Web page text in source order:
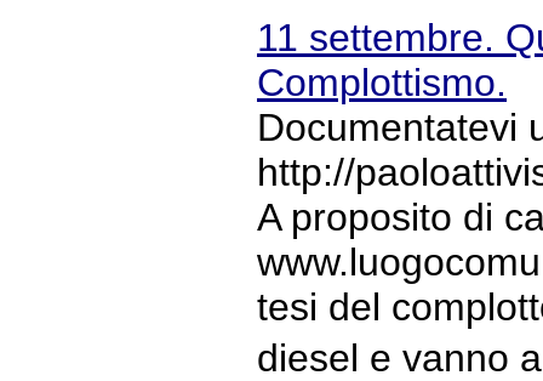
11 settembre.
Complottismo.
Documentatevi
http://
A proposito di
tesi del
diesel e vanno